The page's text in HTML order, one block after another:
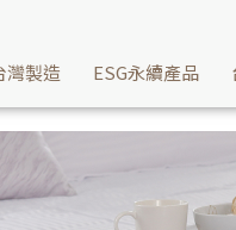
也可凸顯商品價值增添
灣製造 ESG永續產品